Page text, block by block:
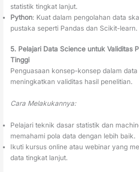
statistik tingkat lanjut.
Python: Kuat dalam pengolahan data
pustaka seperti Pandas dan Scikit-learn.
5. Pelajari Data Science untuk Validitas
Tinggi
Penguasaan konsep-konsep dalam
meningkatkan validitas hasil penelitian.
Cara Melakukannya:
Pelajari teknik dasar statistik dan
memahami pola data dengan lebih baik.
Ikuti kursus online atau webinar yang
data tingkat lanjut.